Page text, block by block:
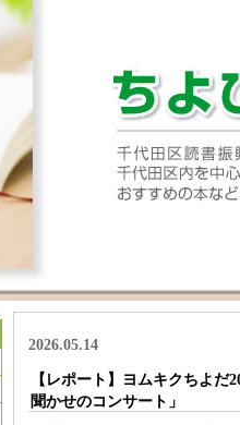
2026.05.14
【レポート】ヨムキクちよ
聞かせのコンサート」